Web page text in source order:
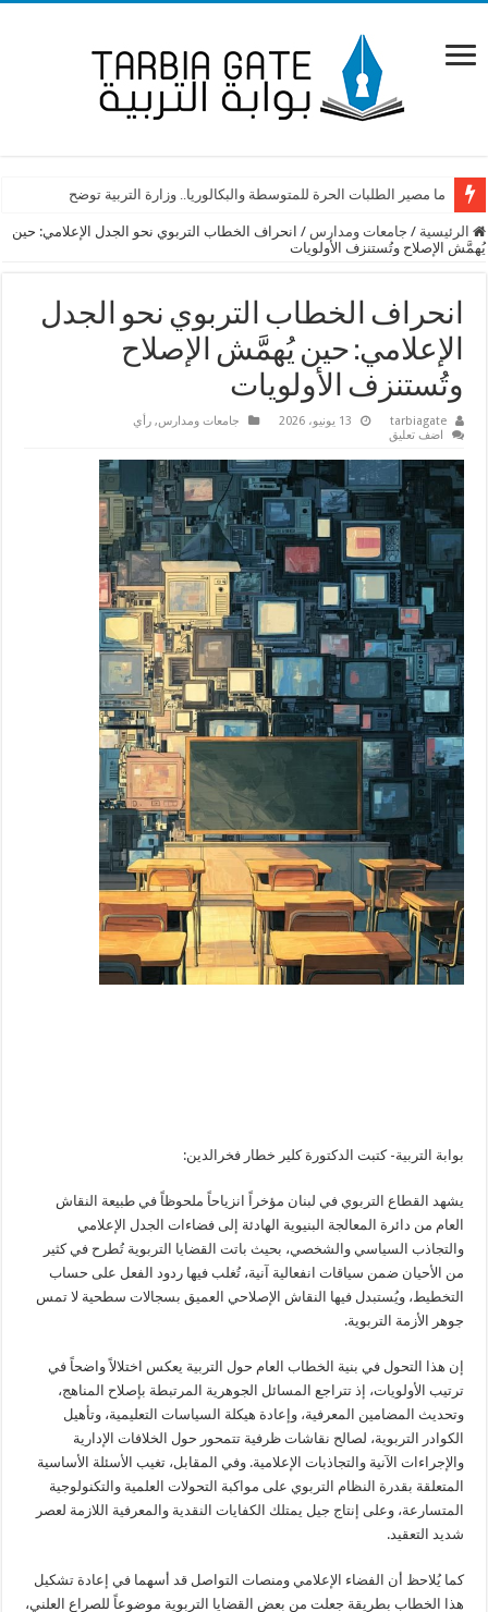
ما مصير الطلبات الحرة للمتوسطة والبكالوريا.. وزارة التربية توضح
الرئيسية / جامعات ومدارس / انحراف الخطاب التربوي نحو الجدل الإعلامي: حين
يُهمَّش الإصلاح وتُستنزف الأولويات
انحراف الخطاب التربوي نحو الجدل
الإعلامي: حين يُهمَّش الإصلاح
وتُستنزف الأولويات
tarbiagate 13 يونيو، 2026 جامعات ومدارس,رأي
اضف تعليق
بوابة التربية- كتبت الدكتورة كلير خطار فخرالدين:
يشهد القطاع التربوي في لبنان مؤخراً انزياحاً ملحوظاً في طبيعة النقاش
العام من دائرة المعالجة البنيوية الهادئة إلى فضاءات الجدل الإعلامي
والتجاذب السياسي والشخصي، بحيث باتت القضايا التربوية تُطرح في كثير
من الأحيان ضمن سياقات انفعالية آنية، تُغلب فيها ردود الفعل على حساب
التخطيط، ويُستبدل فيها النقاش الإصلاحي العميق بسجالات سطحية لا تمس
جوهر الأزمة التربوية.
إن هذا التحول في بنية الخطاب العام حول التربية يعكس اختلالاً واضحاً في
ترتيب الأولويات، إذ تتراجع المسائل الجوهرية المرتبطة بإصلاح المناهج،
وتحديث المضامين المعرفية، وإعادة هيكلة السياسات التعليمية، وتأهيل
الكوادر التربوية، لصالح نقاشات ظرفية تتمحور حول الخلافات الإدارية
والإجراءات الآنية والتجاذبات الإعلامية. وفي المقابل، تغيب الأسئلة الأساسية
المتعلقة بقدرة النظام التربوي على مواكبة التحولات العلمية والتكنولوجية
المتسارعة، وعلى إنتاج جيل يمتلك الكفايات النقدية والمعرفية اللازمة لعصر
شديد التعقيد.
كما يُلاحظ أن الفضاء الإعلامي ومنصات التواصل قد أسهما في إعادة تشكيل
هذا الخطاب بطريقة جعلت من بعض القضايا التربوية موضوعاً للصراع العلني،